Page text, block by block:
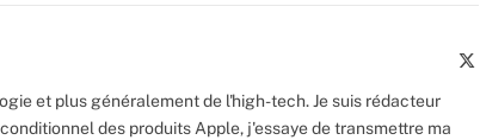
et plus généralement de l'high-tech. Je suis rédacteur
des produits Apple, j'essaye de transmettre ma